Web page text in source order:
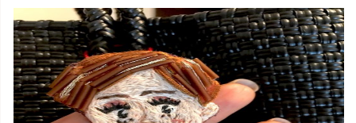
スタッフ活動日誌